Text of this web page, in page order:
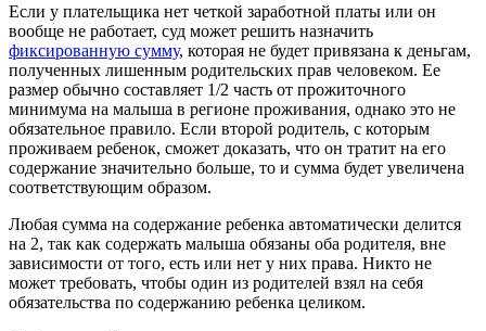
Если у плательщика нет четкой заработной платы или он
вообще не работает, суд может решить назначить
фиксированную сумму, которая не будет привязана к деньгам,
полученных лишенным родительских прав человеком. Ее
размер обычно составляет 1/2 часть от прожиточного
минимума на малыша в регионе проживания, однако это не
обязательное правило. Если второй родитель, с которым
проживаем ребенок, сможет доказать, что он тратит на его
содержание значительно больше, то и сумма будет увеличена
соответствующим образом.
Любая сумма на содержание ребенка автоматически делится
на 2, так как содержать малыша обязаны оба родителя, вне
зависимости от того, есть или нет у них права. Никто не
может требовать, чтобы один из родителей взял на себя
обязательства по содержанию ребенка целиком.